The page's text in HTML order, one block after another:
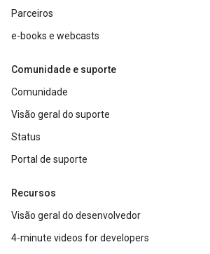
Parceiros
e-books e webcasts
Comunidade e suporte
Comunidade
Visão geral do suporte
Status
Portal de suporte
Recursos
Visão geral do desenvolvedor
4-minute videos for developers